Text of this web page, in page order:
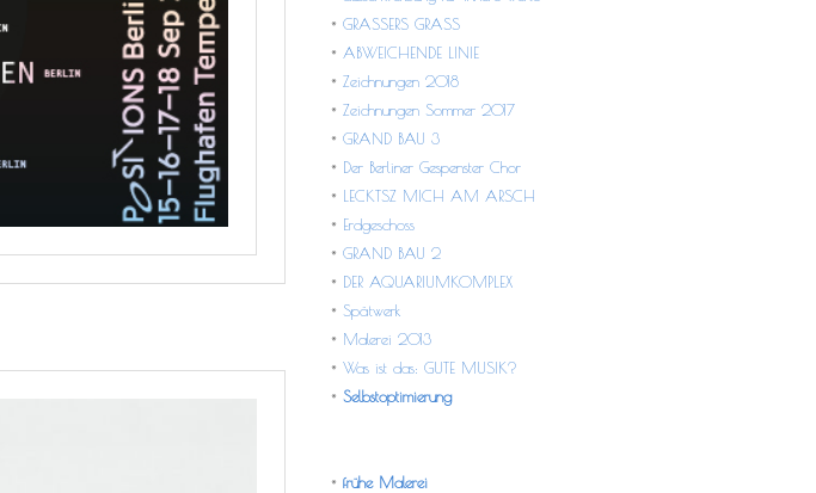
GRASSERS GRASS
ABWEICHENDE LINIE
Zeichnungen 2018
Zeichnungen Sommer 2017
GRAND BAU 3
Der Berliner Gespenster Chor
LECKTSZ MICH AM ARSCH
Erdgeschoss
GRAND BAU 2
DER AQUARIUMKOMPLEX
Spätwerk
Malerei 2013
Was ist das: GUTE MUSIK?
Selbstoptimierung
frühe Malerei